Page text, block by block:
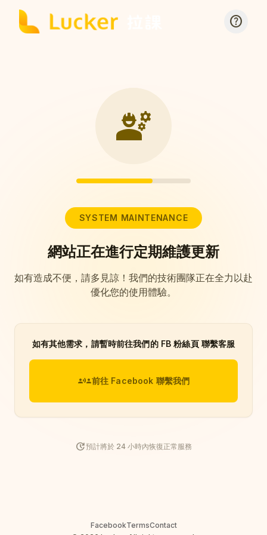
help
engineering
SYSTEM MAINTENANCE
網站正在進行定期維護更新
如有造成不便，請多見諒！我們的技術團隊正在全力以赴
優化您的使用體驗。
如有其他需求，請暫時前往我們的 FB 粉絲頁 聯繫客服
communication前往 Facebook 聯繫我們
update預計將於 24 小時內恢復正常服務
FacebookTermsContact